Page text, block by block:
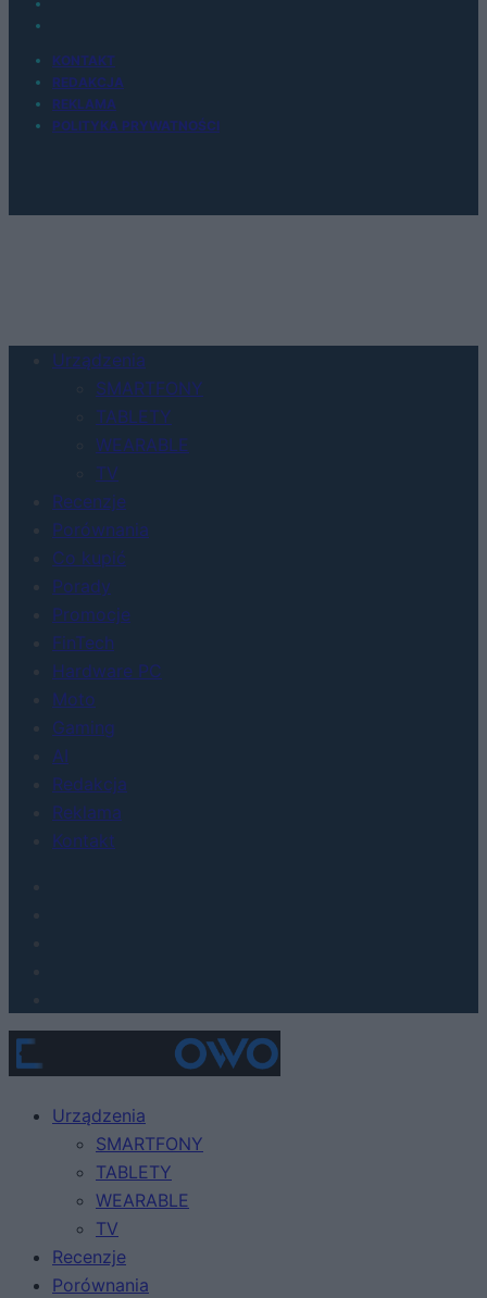
KONTAKT
REDAKCJA
REKLAMA
POLITYKA PRYWATNOŚCI
Urządzenia
SMARTFONY
TABLETY
WEARABLE
TV
Recenzje
Porównania
Co kupić
Porady
Promocje
FinTech
Hardware PC
Moto
Gaming
AI
Redakcja
Reklama
Kontakt
Urządzenia
SMARTFONY
TABLETY
WEARABLE
TV
Recenzje
Porównania